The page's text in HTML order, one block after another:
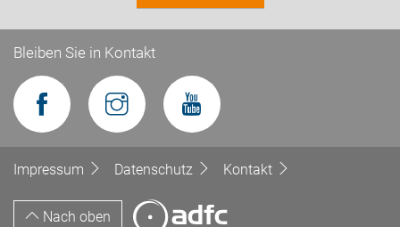
Bleiben Sie in Kontakt
Impressum Datenschutz Kontakt
Nach oben